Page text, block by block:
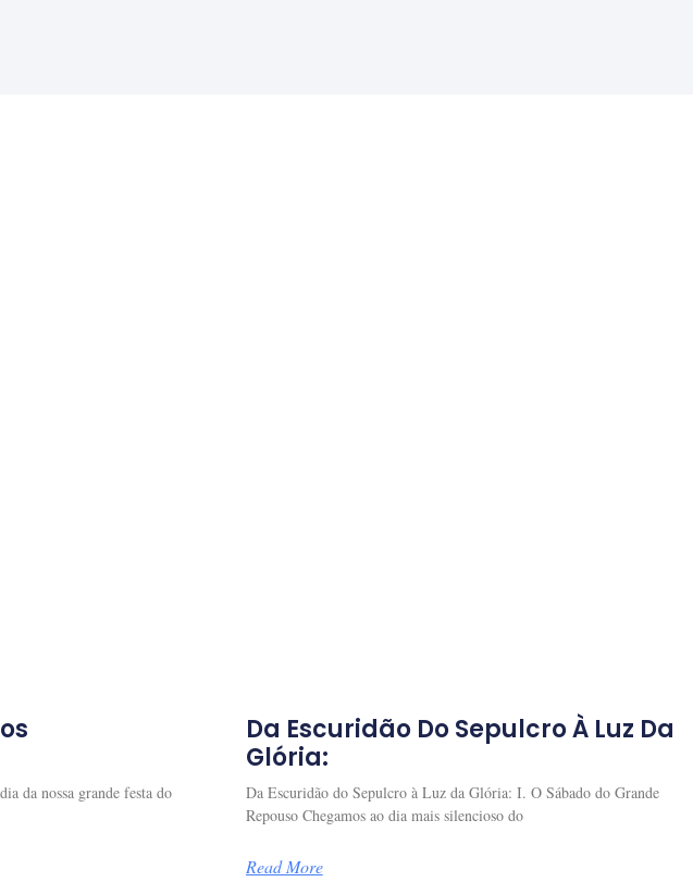
da nossa grande festa do
Da Escuridão Do Sepulcro À Luz Da
Glória:
Da Escuridão do Sepulcro à Luz da Glória: I. O Sábado do Grande
Repouso Chegamos ao dia mais silencioso do
Read More